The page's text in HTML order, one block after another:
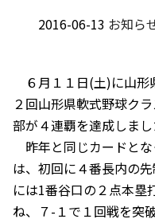
2016-06-13 お知ら
６月１１日(土)に山形
２回山形県軟式野球ク
部が４連覇を達成しまし
昨年と同じカードと
は、初回に４番長内の
には1番谷口の２点本塁
ね、７-１で１回戦を突